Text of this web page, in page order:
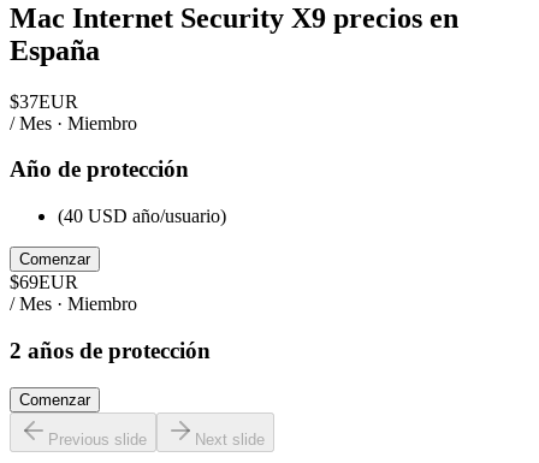
Mac Internet Security X9 precios en
España
$37EUR
/ Mes · Miembro
Año de protección
(40 USD año/usuario)
Comenzar
$69EUR
/ Mes · Miembro
2 años de protección
Comenzar
Previous slide Next slide